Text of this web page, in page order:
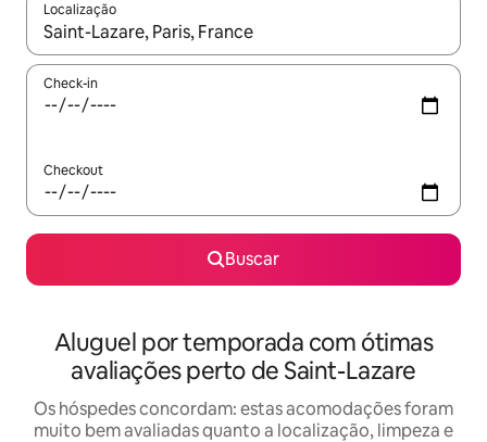
Localização
Quando os resultados estiverem disponíveis, explore-os
Check-in
Checkout
Buscar
Aluguel por temporada com ótimas
avaliações perto de Saint-Lazare
Os hóspedes concordam: estas acomodações foram
muito bem avaliadas quanto a localização, limpeza e